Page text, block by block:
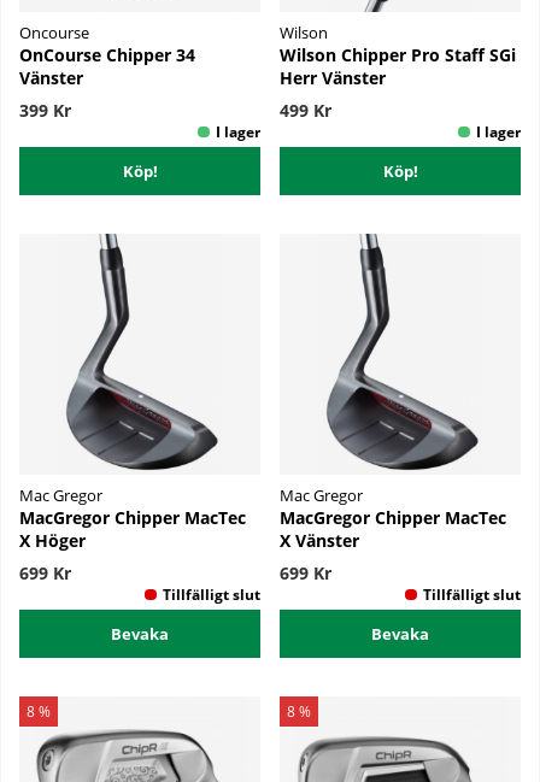
Oncourse
OnCourse Chipper 34
Vänster
399 Kr
Köp!
Wilson
Wilson Chipper Pro Staff SGi
Herr Vänster
499 Kr
Köp!
Mac Gregor
MacGregor Chipper MacTec
X Höger
699 Kr
Bevaka
Mac Gregor
MacGregor Chipper MacTec
X Vänster
699 Kr
Bevaka
8 % 8 %